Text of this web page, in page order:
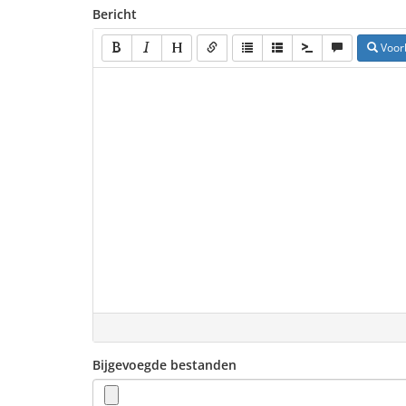
Bericht
Bijgevoegde bestanden